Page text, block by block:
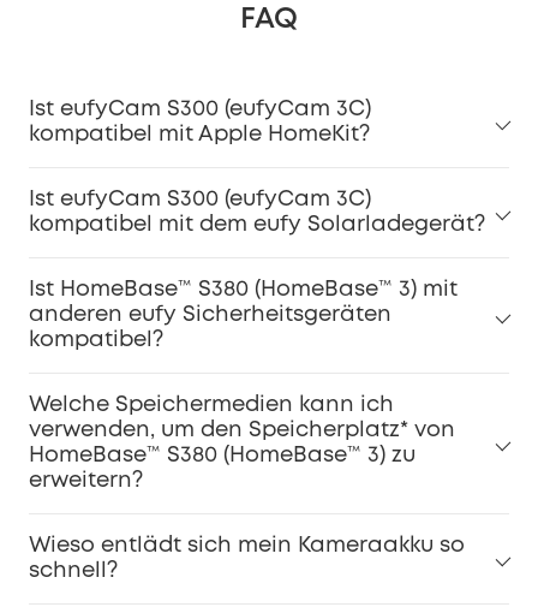
FAQ
Ist eufyCam S300 (eufyCam 3C)
kompatibel mit Apple HomeKit?
Ist eufyCam S300 (eufyCam 3C)
kompatibel mit dem eufy Solarladegerät?
Ist HomeBase™ S380 (HomeBase™ 3) mit
anderen eufy Sicherheitsgeräten
kompatibel?
Welche Speichermedien kann ich
verwenden, um den Speicherplatz* von
HomeBase™ S380 (HomeBase™ 3) zu
erweitern?
Wieso entlädt sich mein Kameraakku so
schnell?